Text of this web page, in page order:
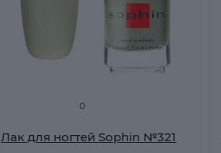
0
Лак для ногтей Sophin №321